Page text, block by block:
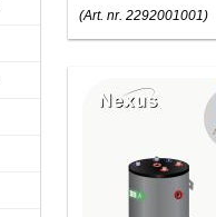
(Art. nr. 2292001001)